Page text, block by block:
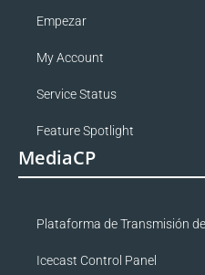
Empezar
My Account
Service Status
Feature Spotlight
MediaCP
Plataforma de Transmisión
Icecast Control Panel